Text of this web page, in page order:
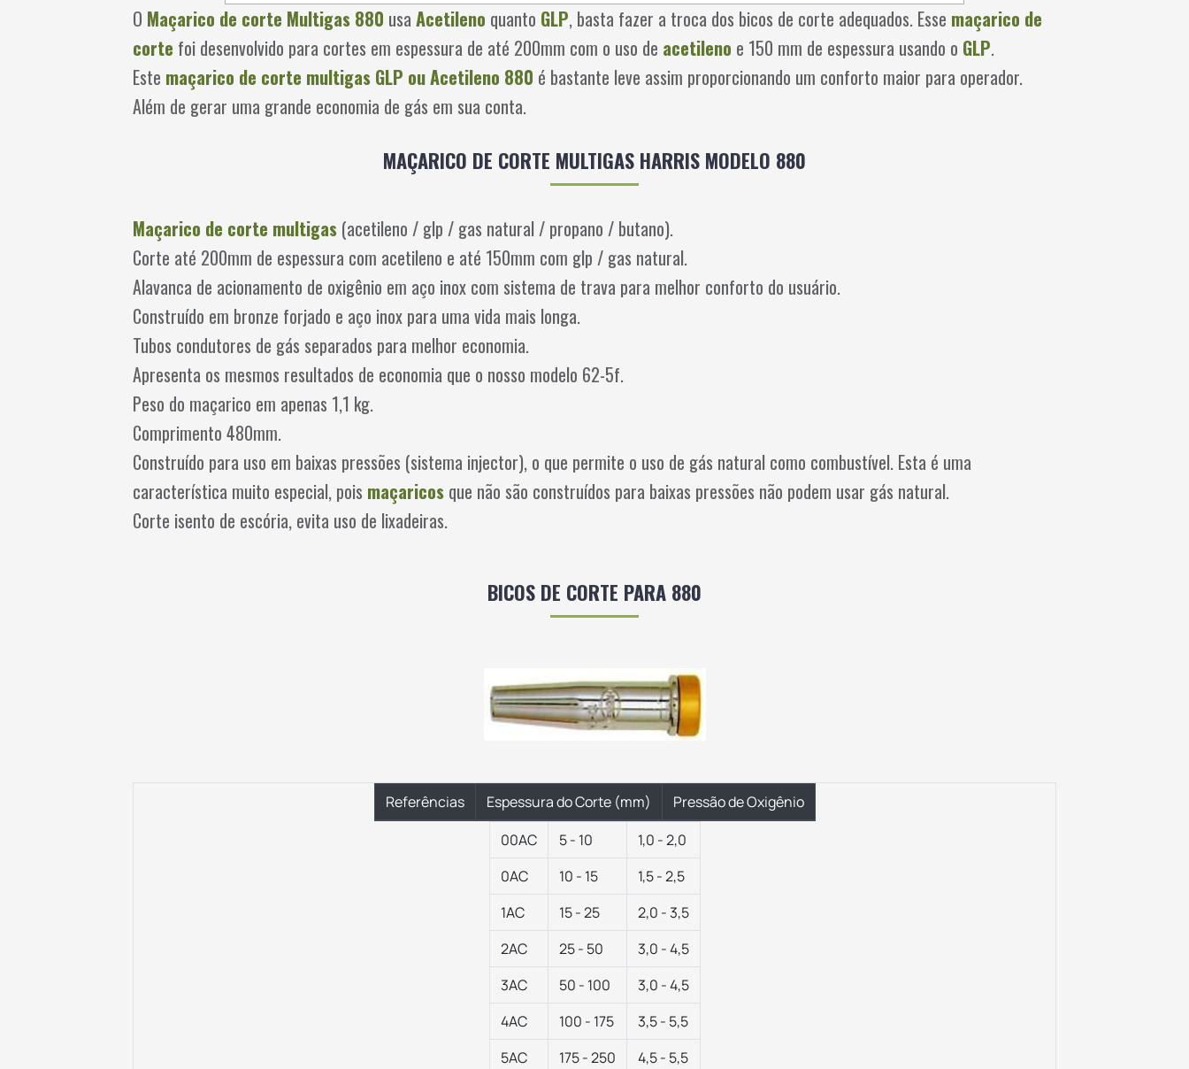
O Maçarico de corte Multigas 880 usa Acetileno quanto GLP, basta fazer a troca dos bicos de corte adequados. Esse maçarico de
corte foi desenvolvido para cortes em espessura de até 200mm com o uso de acetileno e 150 mm de espessura usando o GLP.
Este maçarico de corte multigas GLP ou Acetileno 880 é bastante leve assim proporcionando um conforto maior para operador.
Além de gerar uma grande economia de gás em sua conta.
MAÇARICO DE CORTE MULTIGAS HARRIS MODELO 880
Maçarico de corte multigas (acetileno / glp / gas natural / propano / butano).
Corte até 200mm de espessura com acetileno e até 150mm com glp / gas natural.
Alavanca de acionamento de oxigênio em aço inox com sistema de trava para melhor conforto do usuário.
Construído em bronze forjado e aço inox para uma vida mais longa.
Tubos condutores de gás separados para melhor economia.
Apresenta os mesmos resultados de economia que o nosso modelo 62-5f.
Peso do maçarico em apenas 1,1 kg.
Comprimento 480mm.
Construído para uso em baixas pressões (sistema injector), o que permite o uso de gás natural como combustível. Esta é uma
característica muito especial, pois maçaricos que não são construídos para baixas pressões não podem usar gás natural.
Corte isento de escória, evita uso de lixadeiras.
BICOS DE CORTE PARA 880
Referências Espessura do Corte (mm)
Pressão de Oxigênio
00AC
5 - 10
1,0 - 2,0
0AC
10 - 15
1,5 - 2,5
1AC
15 - 25
2,0 - 3,5
2AC
25 - 50
3,0 - 4,5
3AC
50 - 100
3,0 - 4,5
4AC
100 - 175
3,5 - 5,5
5AC
175 - 250 4,5 - 5,5